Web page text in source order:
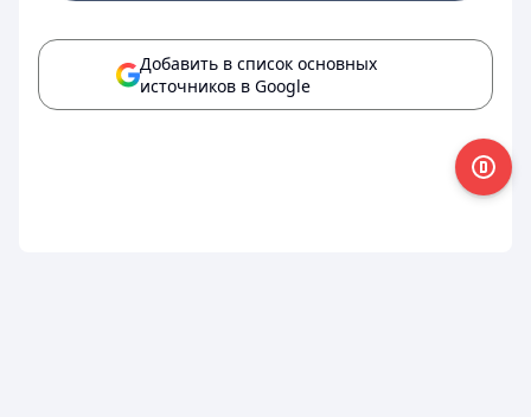
Добавить в список основных
источников в Google